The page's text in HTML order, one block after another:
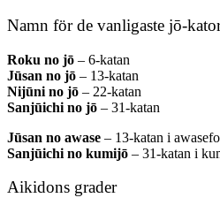
Namn för de vanligaste jō-
Roku no jō – 6-katan
Jūsan no jō – 13-katan
Nijūni no jō – 22-katan
Sanjūichi no jō – 31-katan
Jūsan no awase – 13-katan i
Sanjūichi no kumijō – 31-katan i
Aikidons grader